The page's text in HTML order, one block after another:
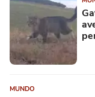
MUNDO